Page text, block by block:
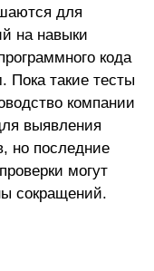
для
на навыки
кода
Пока такие тесты
компании
выявления
но последние
могут
сокращений.